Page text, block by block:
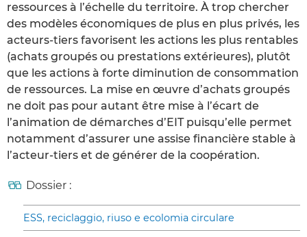
ressources à l’échelle du territoire. À trop chercher
des modèles économiques de plus en plus privés, les
acteurs-tiers favorisent les actions les plus rentables
(achats groupés ou prestations extérieures), plutôt
que les actions à forte diminution de consommation
de ressources. La mise en œuvre d’achats groupés
ne doit pas pour autant être mise à l’écart de
l’animation de démarches d’EIT puisqu’elle permet
notamment d’assurer une assise financière stable à
l’acteur-tiers et de générer de la coopération.
Dossier :
ESS, reciclaggio, riuso e ecolomia circulare